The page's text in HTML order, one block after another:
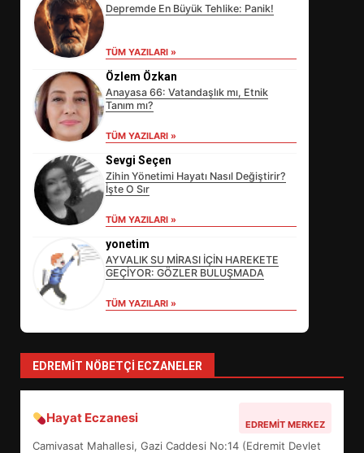
Depremde En Büyük Tehlike: Panik!
TÜM YAZILARI »
Özlem Özkan
Anayasa 66: Vatandaşlık mı, Etnik
Tanım mı?
TÜM YAZILARI »
Sevgi Seçen
Zihin Yönetimi Hayatı Nasıl Değiştirir?
İşte O Sır
TÜM YAZILARI »
yonetim
AYVALIK SU MİRASI İÇİN HAREKETE
GEÇİYOR: GÖZLER BULUŞMADA
TÜM YAZILARI »
EDREMIT NÖBETÇI ECZANELER
Hayat Eczanesi EDREMIT MERKEZ
Camivasat Mahallesi, Gazi Caddesi No:14 (Edremit Devlet
SÜRDÜRÜLEBİLİRLİKTE NE
DEĞİŞECEK?
4
BALIKESİR MÜZELERİNDE SÜRE
UZATILDI: NE DEĞİŞTİ?